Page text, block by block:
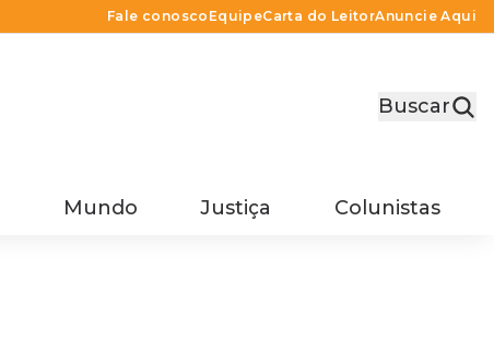
Fale conosco EquipeCarta do LeitorAnuncie Aqui
Buscar
Mundo Justiça Colunistas